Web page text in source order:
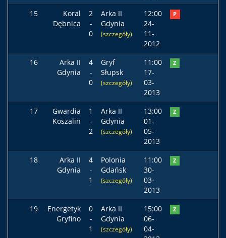
15
Koral
Dębnica
2
-
0
Arka II
Gdynia
(szczegóły)
12:00
24-
11-
2012
P
16
Arka II
Gdynia
4
-
0
Gryf
Słupsk
(szczegóły)
11:00
17-
03-
2013
Z
17
Gwardia
Koszalin
1
-
2
Arka II
Gdynia
(szczegóły)
13:00
01-
05-
2013
Z
18
Arka II
Gdynia
4
-
1
Polonia
Gdańsk
(szczegóły)
11:00
30-
03-
2013
Z
19
Energetyk
Gryfino
0
-
1
Arka II
Gdynia
(szczegóły)
15:00
06-
04-
Z